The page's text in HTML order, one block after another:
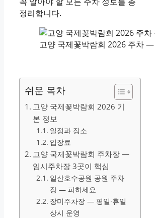
정리합니다.
고양 국제꽃박람회 2026 주차 —
쉬운 목차
고양 국제꽃박람회 2026 기
본 정보
일정과 장소
입장료
고양 국제꽃박람회 주차장 —
임시주차장 3곳이 핵심
일산호수공원 공원 주차
장 — 피하세요
장미주차장 — 평일·휴일
상시 운영